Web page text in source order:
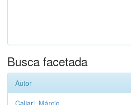
Busca facetada
Autor